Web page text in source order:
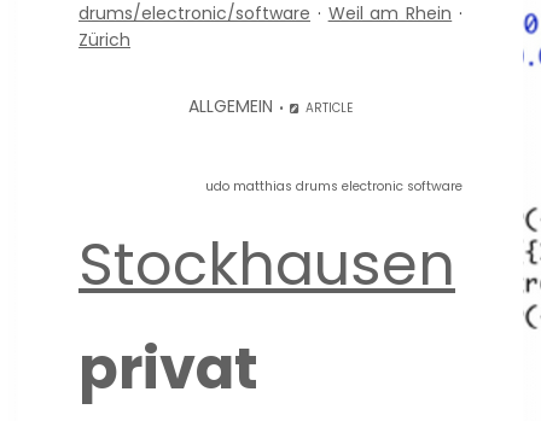
drums/electronic/software · Weil am Rhein ·
Zürich
ALLGEMEIN ARTICLE
udo matthias drums electronic software
Stockhausen
privat